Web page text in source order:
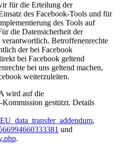
für die Erteilung der
des Facebook-Tools und für
des Tools auf
die Datensicherheit der
Betroffenenrechte
der bei Facebook
bei Facebook geltend
bei uns geltend machen,
weiterzuleiten.
wird auf die
gestützt. Details
,
und
.